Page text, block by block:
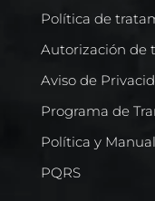
Política de
Autorización de
Aviso de
Programa de
Política y
PQRS